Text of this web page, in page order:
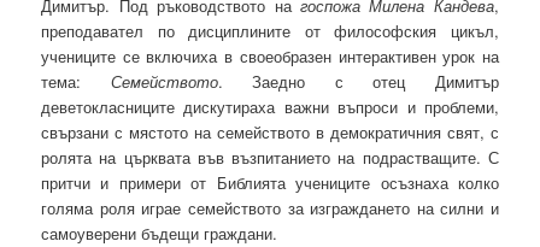
Димитър. Под ръководството на госпожа Милена Кандева,
преподавател по дисциплините от философския цикъл,
учениците се включиха в своеобразен интерактивен урок на
тема: Семейството. Заедно с отец Димитър
деветокласниците дискутираха важни въпроси и проблеми,
свързани с мястото на семейството в демократичния свят, с
ролята на църквата във възпитанието на подрастващите. С
притчи и примери от Библията учениците осъзнаха колко
голяма роля играе семейството за изграждането на силни и
самоуверени бъдещи граждани.